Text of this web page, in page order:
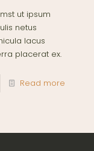
ut ipsum
netus
lacus
placerat ex.
Read more